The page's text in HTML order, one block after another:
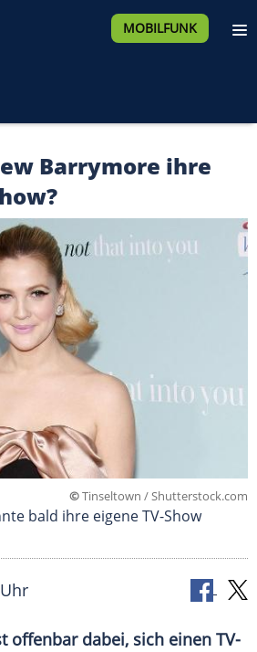
MOBILFUNK
Barrymore ihre
©Tinseltown / Shutterstock.com
bald ihre eigene TV-Show
offenbar dabei, sich einen TV-